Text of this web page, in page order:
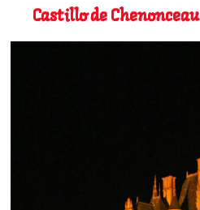
Castillo de Chenonceau